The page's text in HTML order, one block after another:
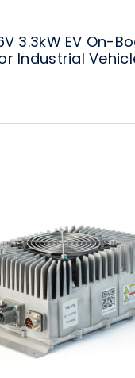
3.3kW EV On-
Industrial